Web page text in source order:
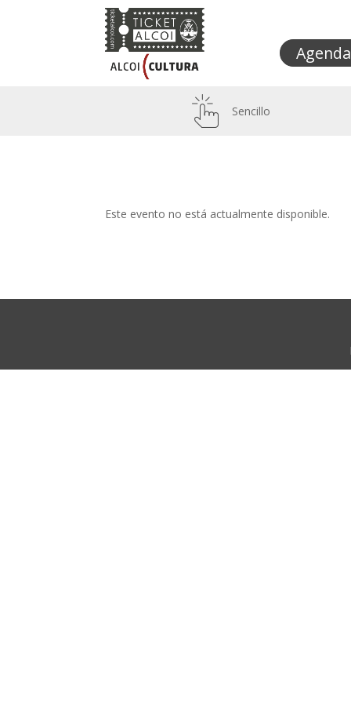
Agenda
Sencillo
Este evento no está actualmente disponible.